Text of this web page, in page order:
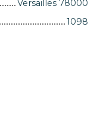
Versailles 78000
1098